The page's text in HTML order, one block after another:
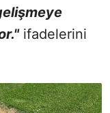
ifadelerini